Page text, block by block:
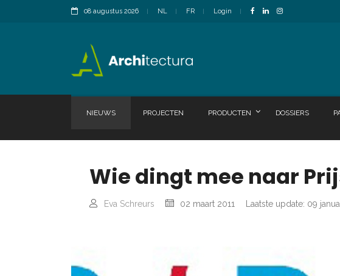
08 augustus 2026 NL FR Login
NIEUWS PROJECTEN PRODUCTEN DOSSIERS
Wie dingt mee naar
Eva Schreurs 02 maart 2011 Laatste update: 09